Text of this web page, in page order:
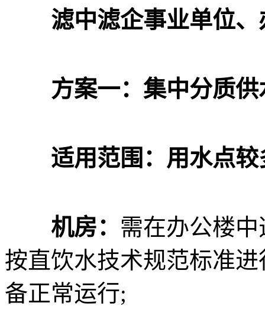
滤中滤企事业单位
方案一：集中分质
适用范围：用水点
机房： 需在办公楼
按直饮水技术规范标准
备正常运行;